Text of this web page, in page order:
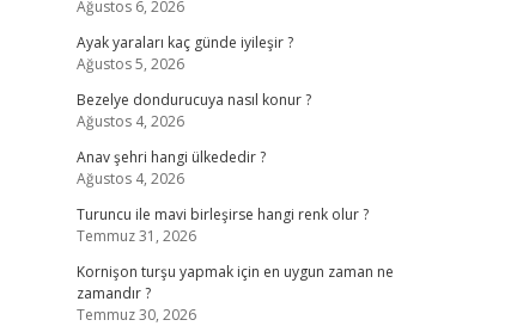
Ağustos 6, 2026
Ayak yaraları kaç günde iyileşir ?
Ağustos 5, 2026
Bezelye dondurucuya nasıl konur ?
Ağustos 4, 2026
Anav şehri hangi ülkededir ?
Ağustos 4, 2026
Turuncu ile mavi birleşirse hangi renk olur ?
Temmuz 31, 2026
Kornişon turşu yapmak için en uygun zaman ne
zamandır ?
Temmuz 30, 2026